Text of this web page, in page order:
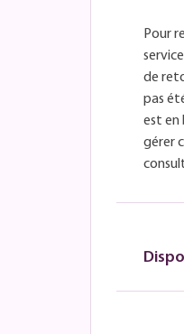
Pour
de
pas
est en
gérer